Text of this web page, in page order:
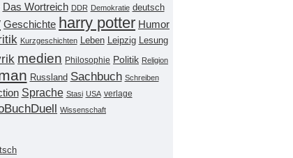
Das Wortreich DDR Demokratie deutsch
Geschichte harry potter Humor
Kurzgeschichten Leben Leipzig Lesung
medien Philosophie Politik Religion
Russland Sachbuch Schreiben
Sprache Stasi USA verlage
Wissenschaft